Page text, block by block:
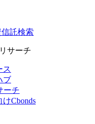
託検索
サーチ
ス
ブ
ーチ
けCbonds